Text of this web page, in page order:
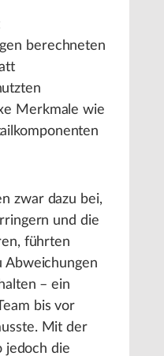
berechneten
Merkmale wie
zwar dazu bei,
und die
führten
Abweichungen
– ein
bis vor
Mit der
jedoch die